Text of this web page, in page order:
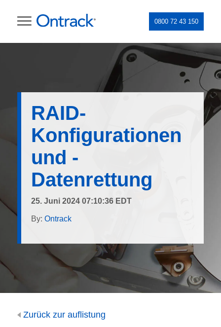
0800 72 43 150
RAID-
Konfigurationen
und -
Datenrettung
25. Juni 2024 07:10:36 EDT
By: Ontrack
Zurück zur auflistung